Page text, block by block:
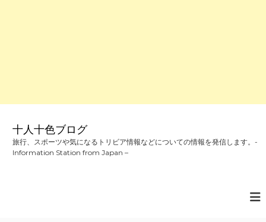
十人十色ブログ
旅行、スポーツや気になるトリビア情報などについての情報を発信します。-
Information Station from Japan –